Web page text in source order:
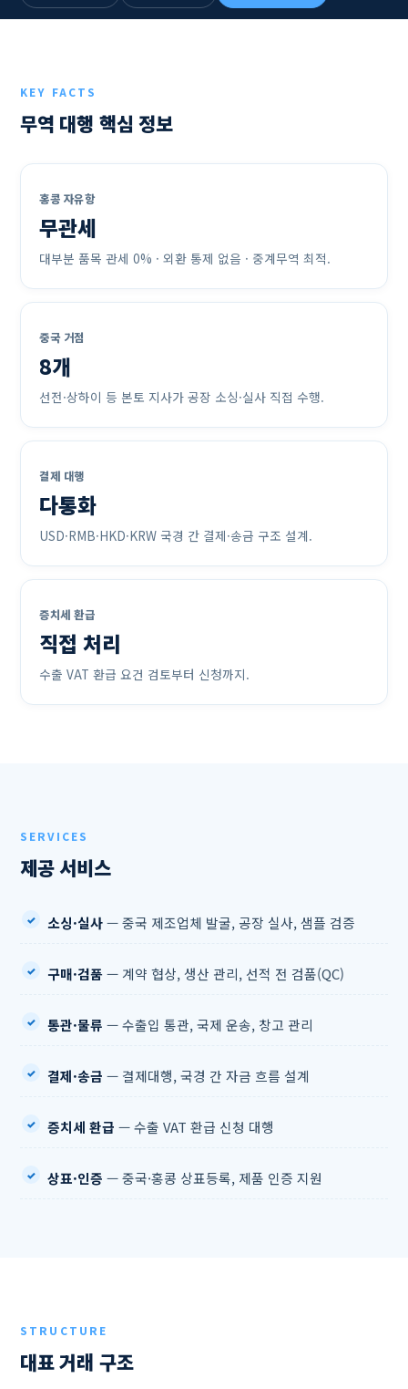
KEY FACTS
무역 대행 핵심 정보
홍콩 자유항
무관세
대부분 품목 관세 0% · 외환 통제 없음 · 중계무역 최적.
중국 거점
8개
선전·상하이 등 본토 지사가 공장 소싱·실사 직접 수행.
결제 대행
다통화
USD·RMB·HKD·KRW 국경 간 결제·송금 구조 설계.
증치세 환급
직접 처리
수출 VAT 환급 요건 검토부터 신청까지.
SERVICES
제공 서비스
소싱·실사— 중국 제조업체 발굴, 공장 실사, 샘플 검증
구매·검품— 계약 협상, 생산 관리, 선적 전 검품(QC)
통관·물류 — 수출입 통관, 국제 운송, 창고 관리
결제·송금 — 결제대행, 국경 간 자금 흐름 설계
증치세 환급 — 수출 VAT 환급 신청 대행
상표·인증 — 중국·홍콩 상표등록, 제품 인증 지원
STRUCTURE
대표 거래 구조